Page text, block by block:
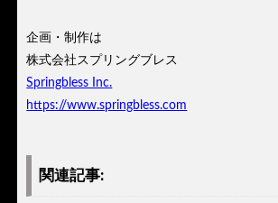
企画・制作は
株式会社スプリングブレス
Springbless Inc.
https://www.springbless.com
関連記事: